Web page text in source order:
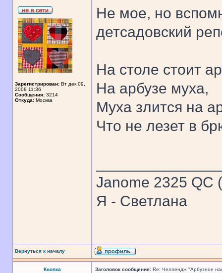
Зарегистрирован: Вт дек 09,
2008 11:36
Сообщения: 3214
Откуда: Москва
Не мое, но
детсадовский
На столе стоит
На арбузе муха,
Муха злится на
Что не лезет в
Janome 2325 QC
Я - Светлана
Вернуться к началу
Кнопка Заголовок сообщения: Re: Челлендж "Арбузное